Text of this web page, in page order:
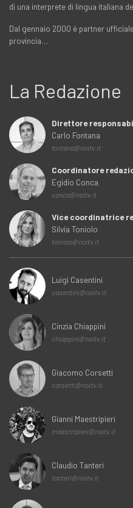
di una interprete di lingua italiana
Dal gennaio 2000 è partner
provincia…
La Redazione
Direttore
Carlo Fontana
fontana@noitv.it
Coordinatore
Egidio Conca
conca@noitv.it
Vice coordinatrice
Silvia Toniolo
toniolo@noitv.it
Luigi Casentini
casentini@noitv.it
Cinzia Chiappini
chiappini@noitv.it
Giacomo Corsetti
corsetti@noitv.it
Gianni Maestripieri
maestripieri@noitv.it
Claudio Tanteri
tanteri@noitv.it